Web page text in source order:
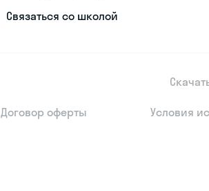
Связаться со школой
Договор оферты Условия